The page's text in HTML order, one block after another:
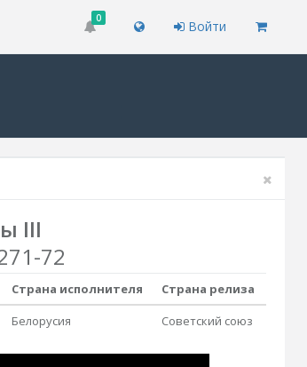
0 Войти
III
72
Страна исполнителя
Страна релиза
Белорусия Советский союз